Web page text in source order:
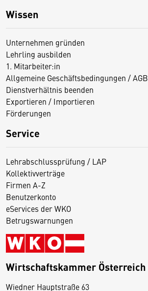
Wissen
Unternehmen gründen
Lehrling ausbilden
1. Mitarbeiter:in
Allgemeine Geschäftsbedingungen / AGB
Dienstverhältnis beenden
Exportieren / Importieren
Förderungen
Service
Lehrabschlussprüfung / LAP
Kollektivverträge
Firmen A-Z
Benutzerkonto
eServices der WKO
Betrugswarnungen
Wirtschaftskammer Österreich
Wiedner Hauptstraße 63
D